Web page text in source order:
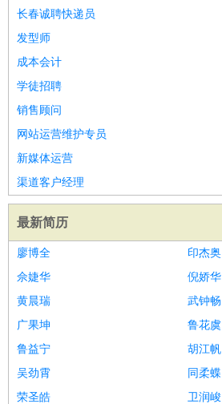
长春诚聘快递员
发型师
成本会计
学徒招聘
销售顾问
网站运营维护专员
新媒体运营
渠道客户经理
最新简历
廖博全
印杰奥
佘婕华
倪娇华
黄晨瑞
武钟畅
广果坤
鲁花虞
鲁益宁
胡江帆
吴劲霄
同柔蝶
荣圣皓
卫润峻